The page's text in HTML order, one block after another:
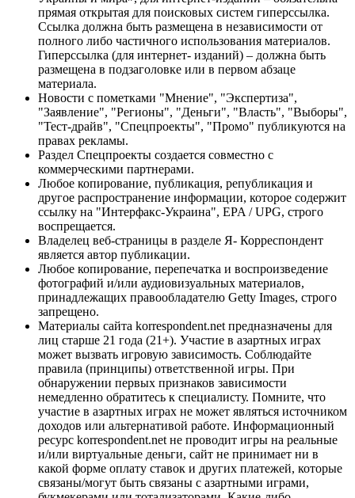
прямая открытая для поисковых систем гиперссылка.
Ссылка должна быть размещена в независимости от
полного либо частичного использования материалов.
Гиперссылка (для интернет- изданий) – должна быть
размещена в подзаголовке или в первом абзаце
материала.
Новости с пометками "Мнение", "Экспертиза",
"Заявление", "Регионы", "Деньги", "Власть", "Выборы",
"Тест-драйв", "Спецпроекты", "Промо" публикуются на
правах рекламы.
Раздел Спецпроекты создается совместно с
коммерческими партнерами.
Любое копирование, публикация, републикация и
другое распространение информации, которое содержит
ссылку на "Интерфакс-Украина", EPA / UPG, строго
воспрещается.
Владелец веб-страницы в разделе Я- Корреспондент
является автор публикации.
Любое копирование, перепечатка и воспроизведение
фотографий и/или аудиовизуальных материалов,
принадлежащих правообладателю Getty Images, строго
запрещено.
Материалы сайта korrespondent.net предназначены для
лиц старше 21 года (21+). Участие в азартных играх
может вызвать игровую зависимость. Соблюдайте
правила (принципы) ответственной игры. При
обнаружении первых признаков зависимости
немедленно обратитесь к специалисту. Помните, что
участие в азартных играх не может являться источником
доходов или альтернативой работе. Информационный
ресурс korrespondent.net не проводит игры на реальные
и/или виртуальные деньги, сайт не принимает ни в
какой форме оплату ставок и других платежей, которые
связаны/могут быть связаны с азартными играми,